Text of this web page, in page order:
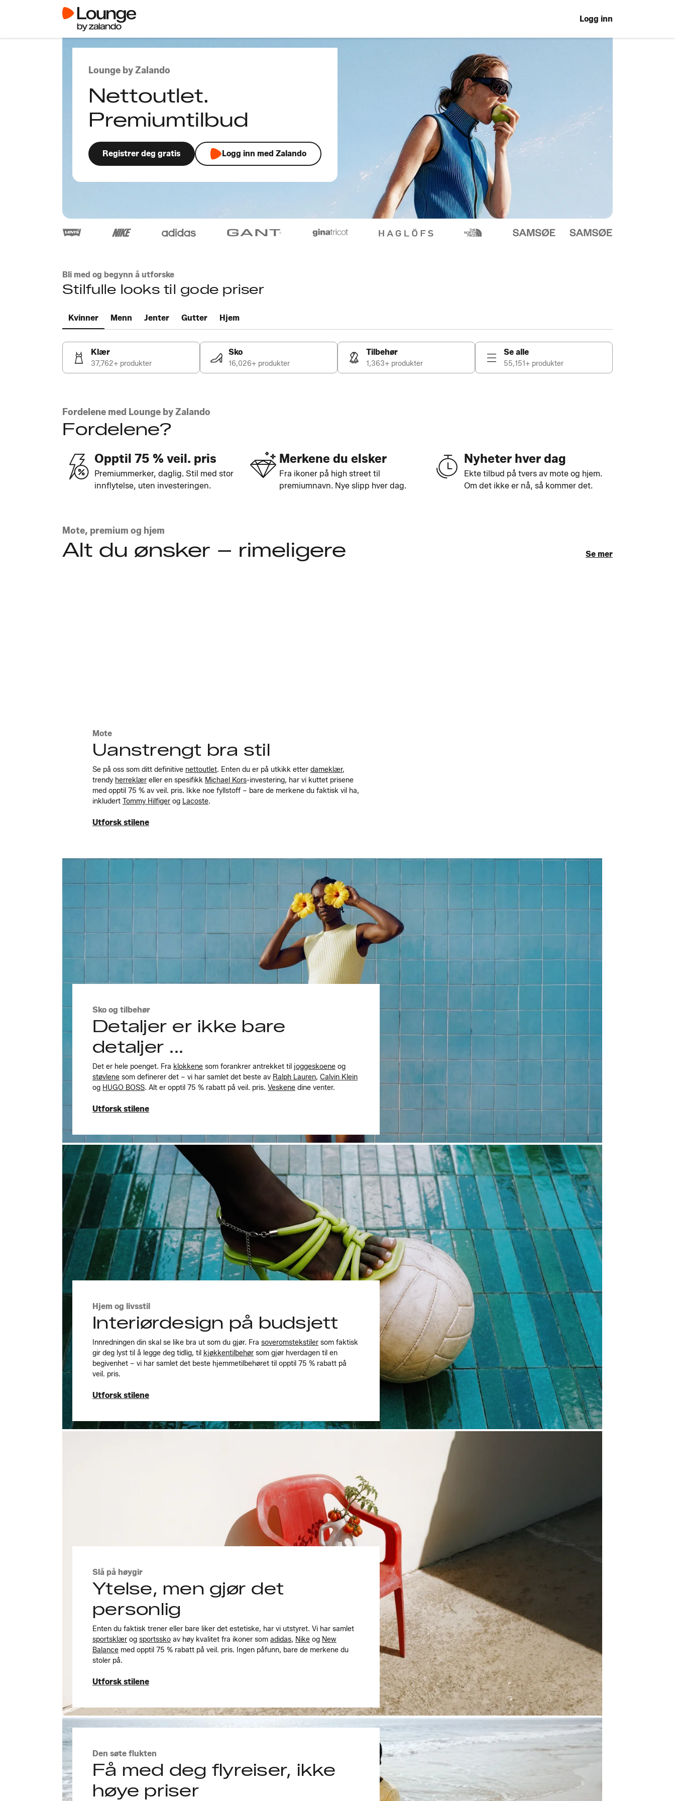
Logg inn
Lounge by Zalando
Nettoutlet.
Premiumtilbud
Registrer deg gratis Logg inn med Zalando
Bli med og begynn å utforske
Stilfulle looks til gode priser
Kvinner Menn Jenter Gutter Hjem
Klær
37,762+ produkter
Sko
16,026+ produkter
Tilbehør
1,363+ produkter
Se alle
55,151+ produkter
Fordelene med Lounge by Zalando
Fordelene?
Opptil 75 % veil. pris
Premiummerker, daglig. Stil med stor
innflytelse, uten investeringen.
Merkene du elsker
Fra ikoner på high street til
premiumnavn. Nye slipp hver dag.
Nyheter hver dag
Ekte tilbud på tvers av mote og hjem.
Om det ikke er nå, så kommer det.
Mote, premium og hjem
Alt du ønsker – rimeligere Se mer
Mote
Uanstrengt bra stil
Se på oss som ditt definitive nettoutlet. Enten du er på utkikk etter dameklær,
trendy herreklær eller en spesifikk Michael Kors-investering, har vi kuttet prisene
med opptil 75 % av veil. pris. Ikke noe fyllstoff – bare de merkene du faktisk vil ha,
inkludert Tommy Hilfiger og Lacoste.
Utforsk stilene
Utforsk stilene
Sko og tilbehør
Detaljer er ikke bare
detaljer ...
Det er hele poenget. Fra klokkene som forankrer antrekket til joggeskoene og
støvlene som definerer det – vi har samlet det beste av Ralph Lauren, Calvin Klein
og HUGO BOSS. Alt er opptil 75 % rabatt på veil. pris. Veskene dine venter.
Utforsk stilene
Utforsk stilene
Hjem og livsstil
Interiørdesign på budsjett
Innredningen din skal se like bra ut som du gjør. Fra soveromstekstiler som faktisk
gir deg lyst til å legge deg tidlig, til kjøkkentilbehør som gjør hverdagen til en
begivenhet – vi har samlet det beste hjemmetilbehøret til opptil 75 % rabatt på
veil. pris.
Utforsk stilene
Utforsk stilene
Slå på høygir
Ytelse, men gjør det
personlig
Enten du faktisk trener eller bare liker det estetiske, har vi utstyret. Vi har samlet
sportsklær og sportssko av høy kvalitet fra ikoner som adidas, Nike og New
Balance med opptil 75 % rabatt på veil. pris. Ingen påfunn, bare de merkene du
stoler på.
Utforsk stilene
Utforsk stilene
Den søte flukten
Få med deg flyreiser, ikke
høye priser